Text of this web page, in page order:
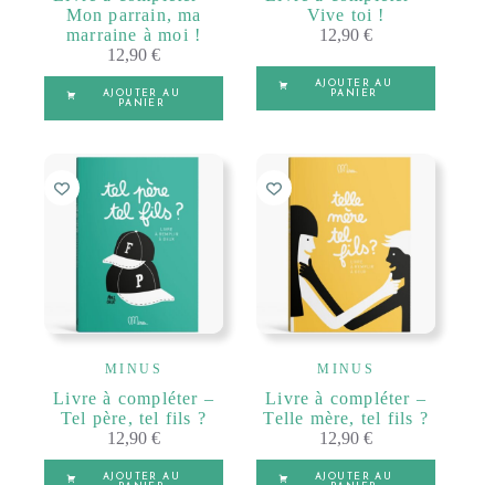
Mon parrain, ma
marraine à moi !
12,90€
AJOUTER AU
PANIER
Vive toi !
12,90€
AJOUTER AU
PANIER
MINUS
Livre à compléter –
Tel père, tel fils ?
12,90€
AJOUTER AU
MINUS
Livre à compléter –
Telle mère, tel fils ?
12,90€
AJOUTER AU